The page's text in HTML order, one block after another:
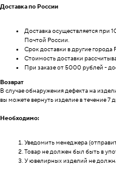
Доставка по России
Доставка осуществляется при
Почтой России.
Срок доставки в другие
Стоимость доставки
При заказе от 5000 рублей -
Возврат
В случае обнаружения дефекта на
вы можете вернуть изделие в течение 7
Необходимо:
Уведомить менеджера
Товар не должен был быть в
У ювелирных изделий не